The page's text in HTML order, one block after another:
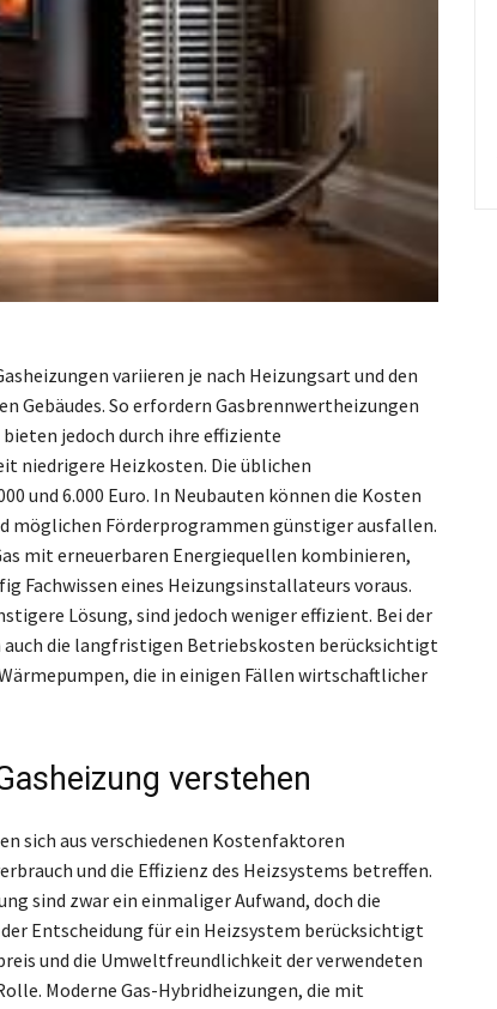
variieren je nach Heizungsart und den
Gebäudes. So erfordern Gasbrennwertheizungen
jedoch durch ihre effiziente
niedrigere Heizkosten. Die üblichen
und 6.000 Euro. In Neubauten können die Kosten
möglichen Förderprogrammen günstiger ausfallen.
mit erneuerbaren Energiequellen kombinieren,
Fachwissen eines Heizungsinstallateurs voraus.
Lösung, sind jedoch weniger effizient. Bei der
die langfristigen Betriebskosten berücksichtigt
die in einigen Fällen wirtschaftlicher
verstehen
sich aus verschiedenen Kostenfaktoren
und die Effizienz des Heizsystems betreffen.
sind zwar ein einmaliger Aufwand, doch die
Entscheidung für ein Heizsystem berücksichtigt
und die Umweltfreundlichkeit der verwendeten
Moderne Gas-Hybridheizungen, die mit